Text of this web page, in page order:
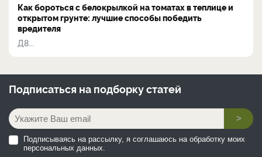
Как бороться с белокрылкой на томатах в теплице и
открытом грунте: лучшие способы победить
вредителя
Д8...
Подписаться на подборку статей
>
Подписываясь на рассылку, я соглашаюсь на обработку моих
персональных данных.